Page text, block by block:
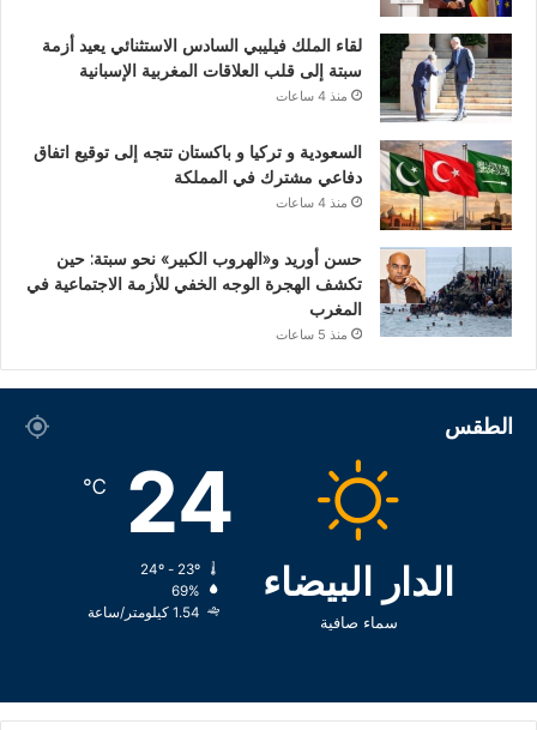
لقاء الملك فيليبي السادس الاستثنائي يعيد أزمة
سبتة إلى قلب العلاقات المغربية الإسبانية
منذ 4 ساعات
السعودية و تركيا و باكستان تتجه إلى توقيع اتفاق
دفاعي مشترك في المملكة
منذ 4 ساعات
حسن أوريد و«الهروب الكبير» نحو سبتة: حين
تكشف الهجرة الوجه الخفي للأزمة الاجتماعية في
المغرب
منذ 5 ساعات
الطقس
الدار البيضاء
سماء صافية
24
℃
69%
1.54 كيلومتر/ساعة